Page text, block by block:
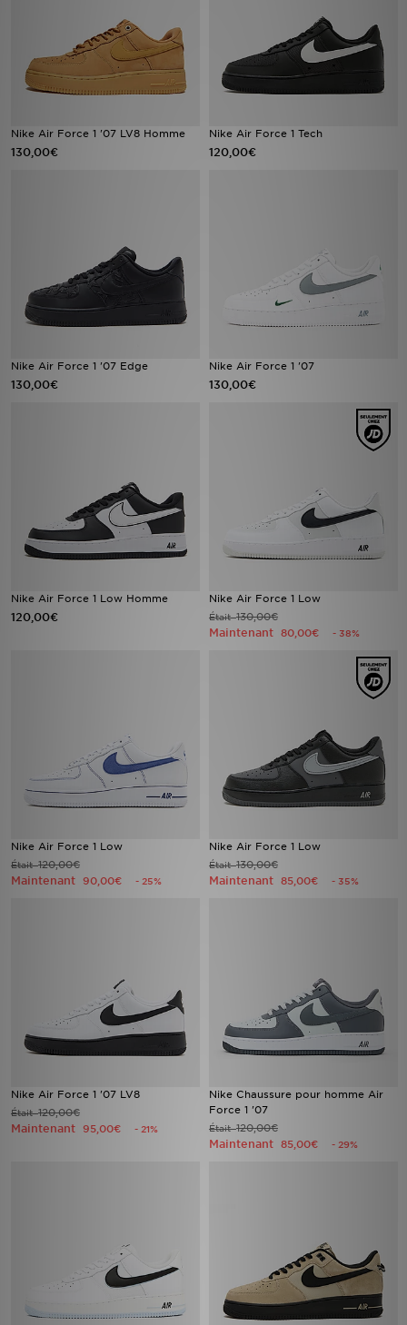
Nike Air Force 1 '07 LV8 Homme
130,00€
Nike Air Force 1 Tech
120,00€
Nike Air Force 1 '07 Edge
130,00€
Nike Air Force 1 '07
130,00€
Nike Air Force 1 Low Homme
120,00€
Nike Air Force 1 Low
Était130,00€
Maintenant 80,00€ - 38%
Nike Air Force 1 Low
Était120,00€
Maintenant 90,00€ - 25%
Nike Air Force 1 Low
Était130,00€
Maintenant 85,00€ - 35%
Nike Air Force 1 '07 LV8
Était120,00€
Maintenant 95,00€ - 21%
Nike Chaussure pour homme Air
Force 1 '07
Était120,00€
Maintenant 85,00€ - 29%